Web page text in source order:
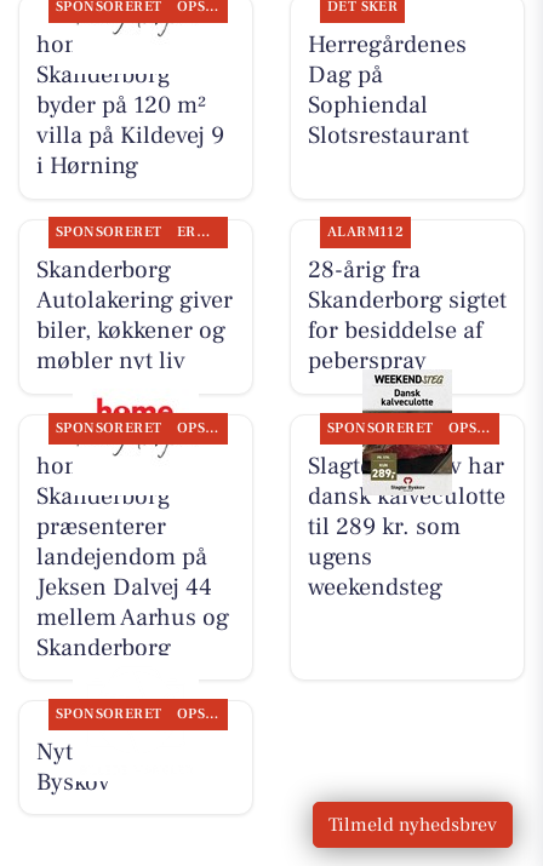
SPONSORERET OPSLAGSTAVLEN
home
Skanderborg
byder på 120 m²
villa på Kildevej 9
i Hørning
DET SKER
Herregårdenes
Dag på
Sophiendal
Slotsrestaurant
SPONSORERET ERHVERV
Skanderborg
Autolakering giver
biler, køkkener og
møbler nyt liv
ALARM112
28-årig fra
Skanderborg sigtet
for besiddelse af
peberspray
SPONSORERET OPSLAGSTAVLEN
home
Skanderborg
præsenterer
landejendom på
Jeksen Dalvej 44
mellem Aarhus og
Skanderborg
SPONSORERET OPSLAGSTAVLEN
Slagter Byskov har
dansk kalveculotte
til 289 kr. som
ugens
weekendsteg
SPONSORERET OPSLAGSTAVLEN
Nyt fra Slagter
Byskov
Tilmeld nyhedsbrev